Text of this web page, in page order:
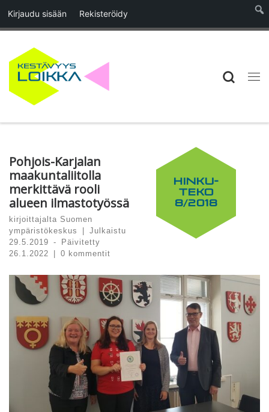
Kirjaudu sisään Rekisteröidy
Skip to content
HINKU-
TEKO
8/2018
Pohjois-Karjalan
maakuntaliitolla
merkittävä rooli
alueen ilmastotyössä
kirjoittajalta Suomen
ympäristökeskus
Julkaistu
29.5.2019
-
Päivitetty
26.1.2022
0 kommentit